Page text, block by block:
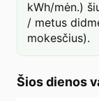
kWh/mėn.)
/ metus
mokesčius).
Šios dienos